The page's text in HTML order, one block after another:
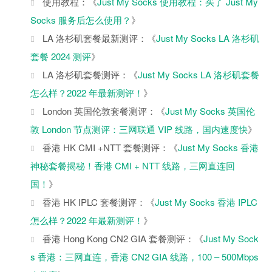
Socks 服务后怎么使用？ 》
LA 洛杉矶套餐最新测评：《Just My Socks LA 洛杉矶
套餐 2024 测评》
LA 洛杉矶套餐测评：《Just My Socks LA 洛杉矶套餐
怎么样？2022 年最新测评！ 》
London 英国伦敦套餐测评：《Just My Socks 英国伦
敦 London 节点测评：三网联通 VIP 线路，国内速度快》
香港 HK CMI +NTT 套餐测评：《Just My Socks 香港
神秘套餐揭秘！香港 CMI + NTT 线路，三网直连回
国！ 》
香港 HK IPLC 套餐测评：《Just My Socks 香港 IPLC
怎么样？2022 年最新测评！ 》
香港 Hong Kong CN2 GIA 套餐测评：《Just My Sock
s 香港：三网直连，香港 CN2 GIA 线路，100 – 500Mbps